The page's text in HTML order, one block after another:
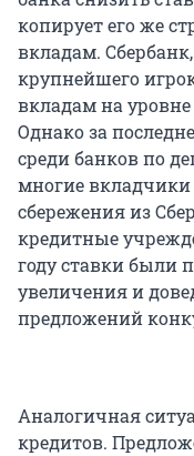
копирует его же
вкладам.
крупнейшего
вкладам на
Однако за
среди банков по
многие
сбережения из
кредитные
году ставки были
увеличения и
предложений
Аналогичная
кредитов.